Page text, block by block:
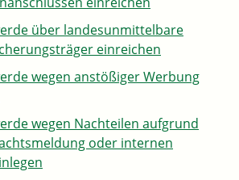
über landesunmittelbare
einreichen
wegen anstößiger Werbung
wegen Nachteilen aufgrund
oder internen